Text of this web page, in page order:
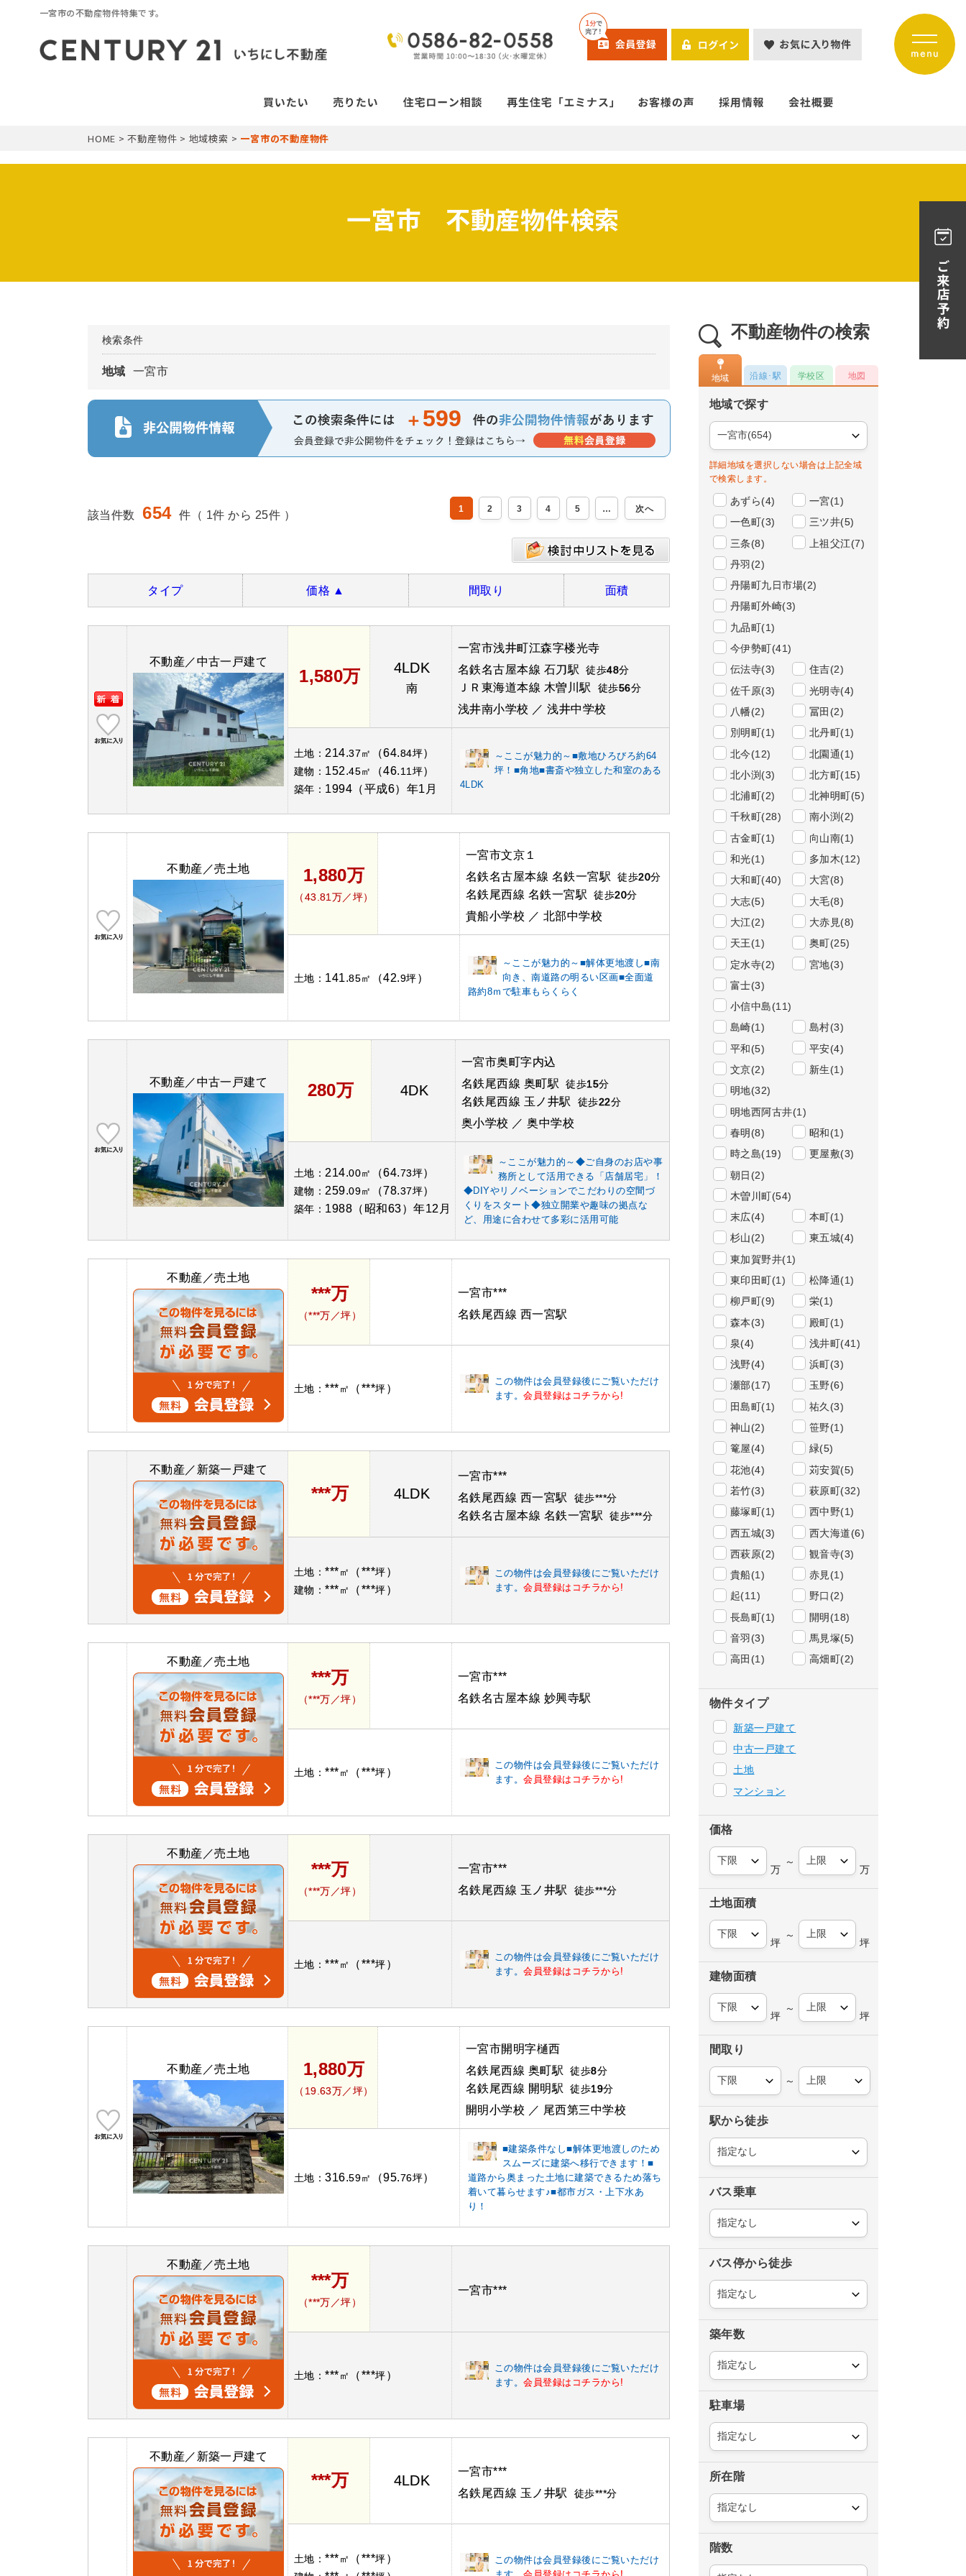
一宮市の不動産物件特集です。
HOME >不動産物件 > 地域検索 > 一宮市の不動産物件
一宮市 不動産物件検索
検索条件
地域 一宮市
＋ 599
該当件数 654 件（ 1件 から 25件 ） 1 2 3 4 5
タイプ 価格 ▲ 間取り 面積
不動産／中古一戸建て
1,580万 4LDK
南
一宮市浅井町江森字楼光寺
名鉄名古屋本線 石刀駅 徒歩48分
ＪＲ東海道本線 木曽川駅 徒歩56分
浅井南小学校 ／ 浅井中学校
土地： 214.37㎡ （64.84坪）
建物： 152.45㎡ （46.11坪）
築年： 1994（平成6）年1月
～ここが魅力的～■敷地ひろびろ約64
坪！■角地■書斎や独立した和室のある
4LDK
不動産／売土地 1,880万
（43.81万／坪）
一宮市文京１
名鉄名古屋本線 名鉄一宮駅 徒歩20分
名鉄尾西線 名鉄一宮駅 徒歩20分
貴船小学校 ／ 北部中学校
土地： 141.85㎡ （42.9坪）
～ここが魅力的～■解体更地渡し■南
向き、南道路の明るい区画■全面道
路約8ｍで駐車もらくらく
不動産／中古一戸建て 280万 4DK
一宮市奥町字内込
名鉄尾西線 奥町駅 徒歩15分
名鉄尾西線 玉ノ井駅 徒歩22分
奥小学校 ／ 奥中学校
土地： 214.00㎡ （64.73坪）
建物： 259.09㎡ （78.37坪）
築年： 1988（昭和63）年12月
～ここが魅力的～◆ご自身のお店や事
務所として活用できる「店舗居宅」！
◆DIYやリノベーションでこだわりの空間づ
くりをスタート◆独立開業や趣味の拠点な
ど、用途に合わせて多彩に活用可能
不動産／売土地
***万
（***万／坪）
一宮市***
名鉄尾西線 西一宮駅
土地：***㎡ （***坪）
この物件は会員登録後にご覧いただけ
ます。会員登録はコチラから!
不動産／新築一戸建て
***万 4LDK
一宮市***
名鉄尾西線 西一宮駅
徒歩***分
名鉄名古屋本線 名鉄一宮駅 徒歩***分
土地：***㎡ （***坪）
建物：***㎡ （***坪）
この物件は会員登録後にご覧いただけ
ます。会員登録はコチラから!
不動産／売土地
***万
（***万／坪）
一宮市***
名鉄名古屋本線 妙興寺駅
土地：***㎡ （***坪）
この物件は会員登録後にご覧いただけ
ます。会員登録はコチラから!
不動産／売土地
***万
（***万／坪）
一宮市***
名鉄尾西線 玉ノ井駅
徒歩***分
土地：***㎡ （***坪）
この物件は会員登録後にご覧いただけ
ます。会員登録はコチラから!
不動産／売土地 1,880万
（19.63万／坪）
一宮市開明字樋西
名鉄尾西線 奥町駅 徒歩8分
名鉄尾西線 開明駅 徒歩19分
開明小学校 ／ 尾西第三中学校
土地：316.59㎡ （95.76坪）
■建築条件なし■解体更地渡しのため
スムーズに建築へ移行できます！■
道路から奥まった土地に建築できるため落ち
着いて暮らせます♪■都市ガス・上下水あ
り！
不動産／売土地
***万
（***万／坪）
一宮市***
土地：***㎡ （***坪）
この物件は会員登録後にご覧いただけ
ます。会員登録はコチラから!
不動産／新築一戸建て
***万 4LDK
一宮市***
名鉄尾西線 玉ノ井駅
徒歩***分
土地：***㎡ （***坪）
この物件は会員登録後にご覧いただけ
不動産物件の検索
地域 沿線･駅 学校区 地図
地域で探す
詳細地域を選択しない場合は上記全域
で検索します。
あずら(4)
一宮(1)
一色町(3)
三ツ井(5)
三条(8)
上祖父江(7)
丹羽(2)
丹陽町九日市場(2)
丹陽町外崎(3)
九品町(1)
今伊勢町(41)
伝法寺(3)
住吉(2)
佐千原(3)
光明寺(4)
八幡(2)
冨田(2)
別明町(1)
北丹町(1)
北今(12)
北園通(1)
北小渕(3)
北方町(15)
北浦町(2)
北神明町(5)
千秋町(28)
南小渕(2)
古金町(1)
向山南(1)
和光(1)
多加木(12)
大和町(40)
大宮(8)
大志(5)
大毛(8)
大江(2)
大赤見(8)
天王(1)
奥町(25)
定水寺(2)
宮地(3)
富士(3)
小信中島(11)
島崎(1)
島村(3)
平和(5)
平安(4)
文京(2)
新生(1)
明地(32)
明地西阿古井(1)
春明(8)
昭和(1)
時之島(19)
更屋敷(3)
朝日(2)
木曽川町(54)
末広(4)
本町(1)
杉山(2)
東五城(4)
東加賀野井(1)
東印田町(1)
松降通(1)
柳戸町(9)
栄(1)
森本(3)
殿町(1)
泉(4)
浅井町(41)
浅野(4)
浜町(3)
瀬部(17)
玉野(6)
田島町(1)
祐久(3)
神山(2)
笹野(1)
篭屋(4)
緑(5)
花池(4)
苅安賀(5)
若竹(3)
萩原町(32)
藤塚町(1)
西中野(1)
西五城(3)
西大海道(6)
西萩原(2)
観音寺(3)
貴船(1)
赤見(1)
起(11)
野口(2)
長島町(1)
開明(18)
音羽(3)
馬見塚(5)
高田(1)
高畑町(2)
物件タイプ
新築一戸建て
中古一戸建て
土地
マンション
価格
万
～
万
土地面積
坪
～
坪
建物面積
坪
～
坪
間取り
～
駅から徒歩
バス乗車
バス停から徒歩
築年数
駐車場
所在階
階数